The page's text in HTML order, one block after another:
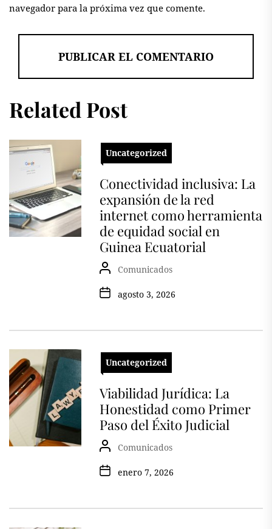
navegador para la próxima vez que comente.
Related Post
Uncategorized
Conectividad inclusiva: La
expansión de la red
internet como herramienta
de equidad social en
Guinea Ecuatorial
Comunicados
agosto 3, 2026
Uncategorized
Viabilidad Jurídica: La
Honestidad como Primer
Paso del Éxito Judicial
Comunicados
enero 7, 2026